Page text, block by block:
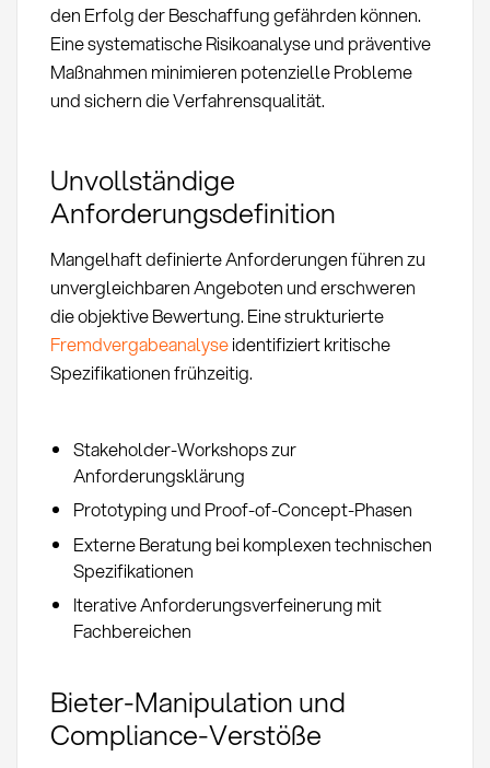
den Erfolg der Beschaffung gefährden können.
Eine systematische Risikoanalyse und präventive
Maßnahmen minimieren potenzielle Probleme
und sichern die Verfahrensqualität.
Unvollständige
Anforderungsdefinition
Mangelhaft definierte Anforderungen führen zu
unvergleichbaren Angeboten und erschweren
die objektive Bewertung. Eine strukturierte
Fremdvergabeanalyseidentifiziert kritische
Spezifikationen frühzeitig.
Stakeholder-Workshops zur
Anforderungsklärung
Prototyping und Proof-of-Concept-Phasen
Externe Beratung bei komplexen technischen
Spezifikationen
Iterative Anforderungsverfeinerung mit
Fachbereichen
Bieter-Manipulation und
Compliance-Verstöße